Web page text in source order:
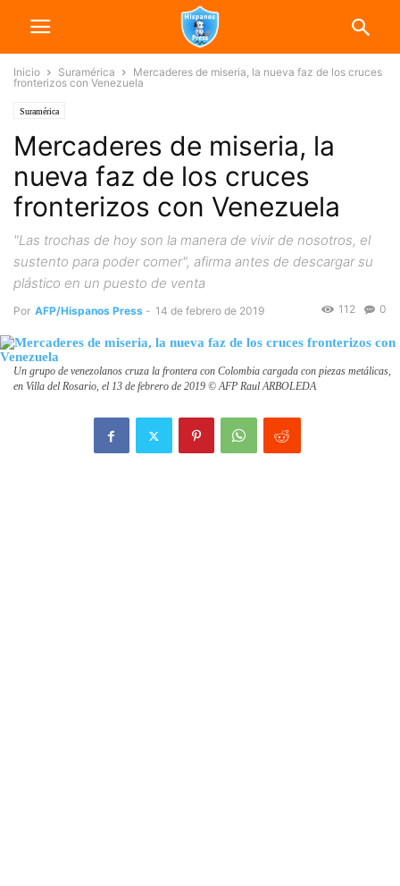
Inicio Suramérica
Mercaderes de miseria, la nueva faz de los cruces
fronterizos con Venezuela
Suramérica
Mercaderes de miseria, la
nueva faz de los cruces
fronterizos con Venezuela
"Las trochas de hoy son la manera de vivir de nosotros, el
sustento para poder comer", afirma antes de descargar su
plástico en un puesto de venta
Por AFP/Hispanos Press - 14 de febrero de 2019 0
112
Un grupo de venezolanos cruza la frontera con Colombia cargada con piezas metálicas,
en Villa del Rosario, el 13 de febrero de 2019 © AFP Raul ARBOLEDA